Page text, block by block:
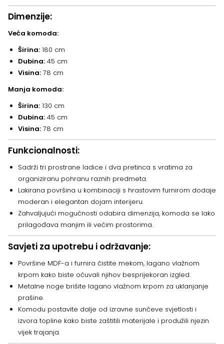
Dimenzije:
Veća komoda:
Širina: 180 cm
Dubina: 45 cm
Visina: 78 cm
Manja komoda:
Širina: 130 cm
Dubina: 45 cm
Visina: 78 cm
Funkcionalnosti:
Sadrži tri prostrane ladice i dva pretinca s vratima za
organiziranu pohranu raznih predmeta.
Lakirana površina u kombinaciji s hrastovim furnirom dodaje
moderan i elegantan dojam interijeru.
Zahvaljujući mogućnosti odabira dimenzija, komoda se lako
prilagođava manjim ili većim prostorima.
Savjeti za upotrebu i održavanje:
Površine MDF-a i furnira čistite mekom, lagano vlažnom
krpom kako biste očuvali njihov besprijekoran izgled.
Metalne noge brišite lagano vlažnom krpom za uklanjanje
prašine.
Komodu postavite dalje od izravne sunčeve svjetlosti i
izvora topline kako biste zaštitili materijale i produžili njezin
vijek trajanja.